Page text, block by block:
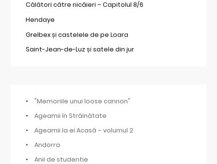
Călători către nicăieri – Capitolul 8/6
Hendaye
Grelbex și castelele de pe Loara
Saint-Jean-de-Luz și satele din jur
"Memoriile unui loose cannon"
Ageamii în Străinătate
Ageamii la ei Acasă – volumul 2
Andorra
Anii de studentie